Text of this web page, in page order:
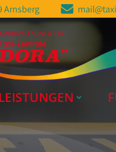
Arnsberg
LEISTUNGEN